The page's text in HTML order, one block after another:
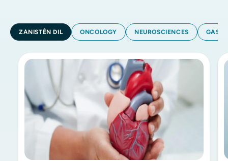
ZANISTÊN DIL ONCOLOGY NEUROSCIENCES